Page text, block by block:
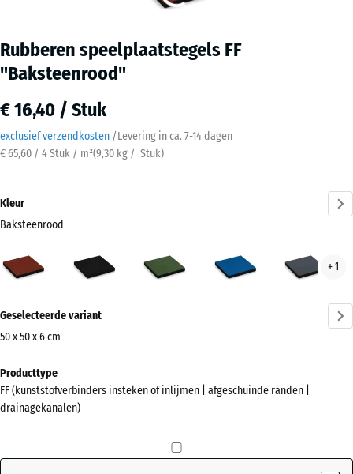
Rubberen speelplaatstegels FF
"Baksteenrood"
€ 16,40 / Stuk
exclusief verzendkosten /Levering in ca. 7-14 dagen
€ 65,60 / 4 Stuk / m²(9,30 kg / Stuk)
Kleur
Baksteenrood
Baksteenrood
(active)
Grasgroen Hemelsblauw
+ 1
informatie
over
kleuren?
Kleurenpalet
Baksteenrood(active)
Geselecteerde variant
50 x 50 x 6 cm
voor
verzending
500
Producttype
FF (kunststofverbinders insteken of inlijmen | afgeschuinde randen |
drainagekanalen)